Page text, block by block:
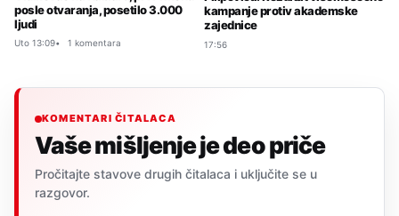
posle otvaranja, posetilo 3.000
ljudi
Uto 13:09 1 komentara
kampanje protiv akademske
zajednice
17:56
KOMENTARI ČITALACA
Vaše mišljenje je deo priče
Pročitajte stavove drugih čitalaca i uključite se u
razgovor.